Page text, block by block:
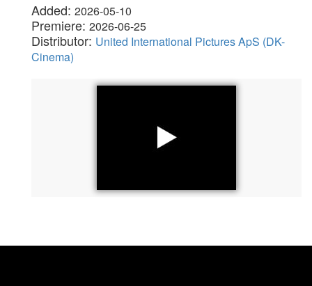
Added: 2026-05-10
Premiere: 2026-06-25
Distributor: United International Pictures ApS (DK-
Cinema)